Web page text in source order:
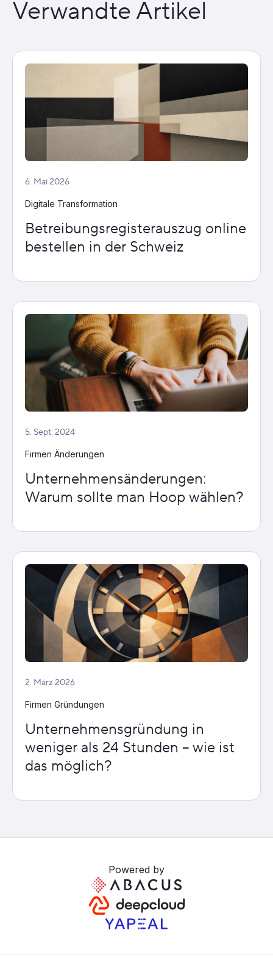
Verwandte Artikel
6. Mai 2026
Digitale Transformation
Betreibungsregisterauszug online
bestellen in der Schweiz
5. Sept. 2024
Firmen Änderungen
Unternehmensänderungen:
Warum sollte man Hoop wählen?
2. März 2026
Firmen Gründungen
Unternehmensgründung in
weniger als 24 Stunden – wie ist
das möglich?
Powered by